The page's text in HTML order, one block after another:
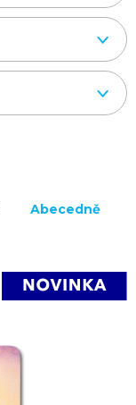
Abecedně